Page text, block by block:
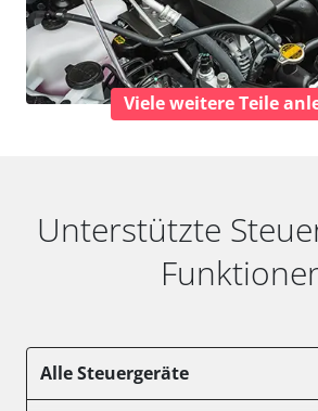
Viele weitere Teile
Unterstützte
Alle Steuergeräte